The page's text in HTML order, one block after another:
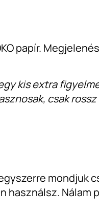
papír.
kis extra
csak
mondjuk
Nálam